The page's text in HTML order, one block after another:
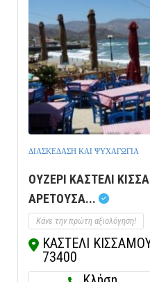
ΔΙΑΣΚΕΔΑΣΗ ΚΑΙ ΨΥΧΑΓΩΓΙΑ
ΟΥΖΕΡΙ ΚΑΣΤΕΛΙ
ΑΡΕΤΟΥΣΑ...
Κάνε την πρώτη αξιολόγηση!
ΚΑΣΤΕΛΙ
73400